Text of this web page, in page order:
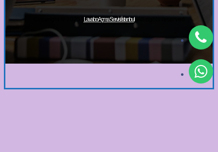
Lavabo Açma Servisi İstanbul· All rights reserved